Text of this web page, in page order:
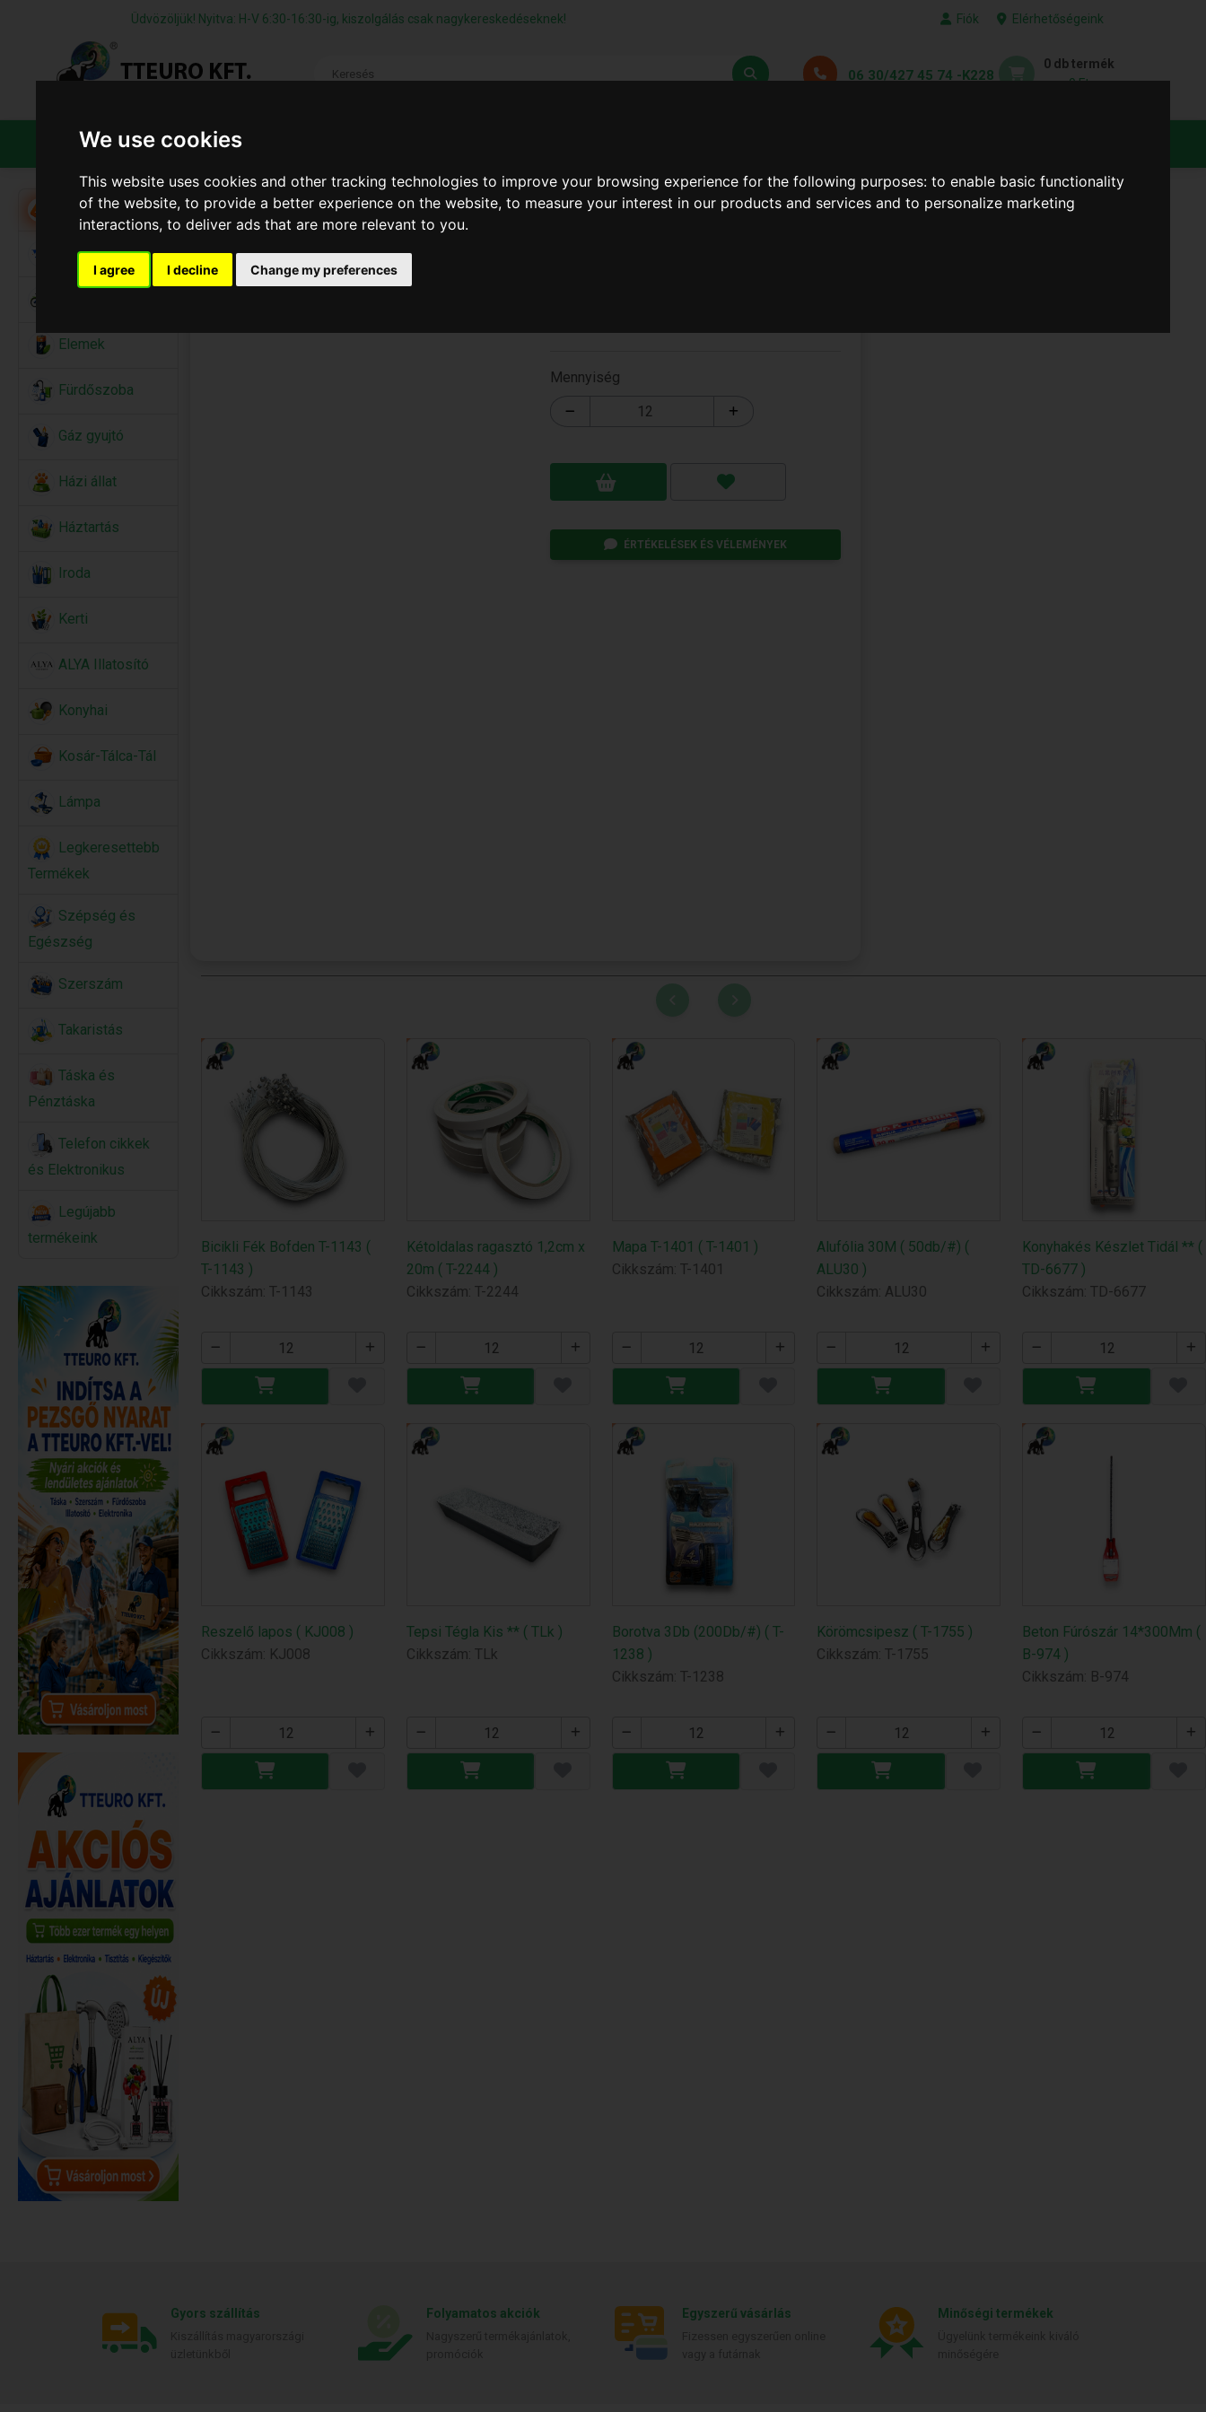
We use cookies
This website uses cookies and other tracking technologies to improve your browsing experience for the following purposes:to enable basic functionality
of the website,to provide a better experience on the website,to measure your interest in our products and services and to personalize marketing
interactions,to deliver ads that are more relevant to you.
I agree I decline Change my preferences
Üdvözöljük! Nyitva: H-V 6:30-16:30-ig, kiszolgálás csak nagykereskedéseknek! Fiók Elérhetőségeink
06 30/427 45 74 -K228
0 db termék
0 Ft
TERMÉKEK
Akció
Alkalmi Kellékek
Elemek
Fürdőszoba
Gáz gyujtó
Házi állat
Háztartás
Iroda
Kerti
ALYA Illatosító
Konyhai
Kosár-Tálca-Tál
Lámpa
Legkeresettebb
Termékek
Szépség és
Egészség
Szerszám
Takaristás
Táska és
Pénztáska
Telefon cikkek
és Elektronikus
Legújabb
termékeink
Mennyiség
ÉRTÉKELÉSEK ÉS VÉLEMÉNYEK
Bicikli Fék Bofden T-1143 (
T-1143 )
Cikkszám: T-1143
Kétoldalas ragasztó 1,2cm x
20m ( T-2244 )
Cikkszám: T-2244
Mapa T-1401 ( T-1401 )
Cikkszám: T-1401
Alufólia 30M ( 50db/#) (
ALU30 )
Cikkszám: ALU30
Konyhakés Készlet Tidál ** (
TD-6677 )
Cikkszám: TD-6677
Reszelő lapos ( KJ008 )
Cikkszám: KJ008
Tepsi Tégla Kis ** ( TLk )
Cikkszám: TLk
Borotva 3Db (200Db/#) ( T-
1238 )
Cikkszám: T-1238
Körömcsipesz ( T-1755 )
Cikkszám: T-1755
Beton Fúrószár 14*300Mm (
B-974 )
Cikkszám: B-974
Gyors szállítás Folyamatos akciók Egyszerű vásárlás Minőségi termékek